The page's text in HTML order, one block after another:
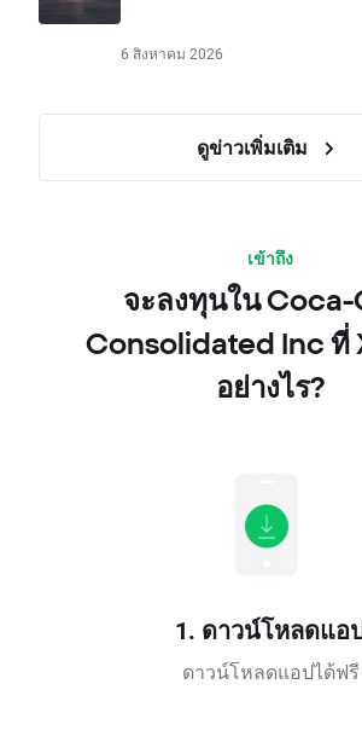
6 สิงหาคม 2026
ดูข่าวเพิ่มเติม
เข้าถึง
จะลงทุนใน Coca-
Consolidated Inc ที่
อย่างไร?
1. ดาวน์โหลดแอ
ดาวน์โหลดแอปได้ฟรี